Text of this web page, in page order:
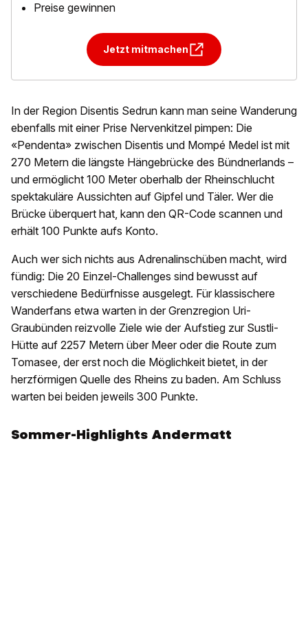
Preise gewinnen
Jetzt mitmachen
In der Region Disentis Sedrun kann man seine Wanderung
ebenfalls mit einer Prise Nervenkitzel pimpen: Die
«Pendenta» zwischen Disentis und Mompé Medel ist mit
270 Metern die längste Hängebrücke des Bündnerlands –
und ermöglicht 100 Meter oberhalb der Rheinschlucht
spektakuläre Aussichten auf Gipfel und Täler. Wer die
Brücke überquert hat, kann den QR-Code scannen und
erhält 100 Punkte aufs Konto.
Auch wer sich nichts aus Adrenalinschüben macht, wird
fündig: Die 20 Einzel-Challenges sind bewusst auf
verschiedene Bedürfnisse ausgelegt. Für klassischere
Wanderfans etwa warten in der Grenzregion Uri-
Graubünden reizvolle Ziele wie der Aufstieg zur Sustli-
Hütte auf 2257 Metern über Meer oder die Route zum
Tomasee, der erst noch die Möglichkeit bietet, in der
herzförmigen Quelle des Rheins zu baden. Am Schluss
warten bei beiden jeweils 300 Punkte.
Sommer-Highlights Andermatt